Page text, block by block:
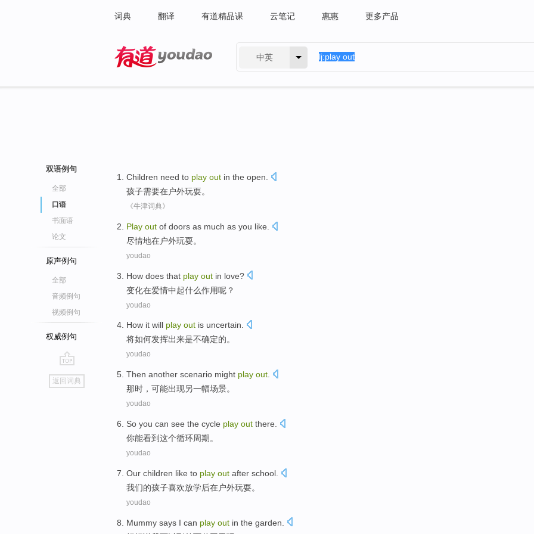
词典 翻译 有道精品课 云笔记 惠惠 更多产品
中英
双语例句
全部
口语
书面语
论文
原声例句
全部
音频例句
视频例句
权威例句
go
top
返回词典
Children need to play out in the open
孩子需要在户外玩耍。
《牛津词典》
Play out of doors as much as you like.
尽情地在户外玩耍。
youdao
How does that play out in love?
变化在爱情中起什么作用呢？
youdao
How it will play out is uncertain.
将如何发挥出来是不确定的。
youdao
Then another scenario might play out
那时 ， 可能出现另一幅场景。
youdao
So you can see the cycle play out there.
你能看到这个循环周期。
youdao
Our children like to play out after school
我们的孩子喜欢放学后在户外玩耍。
youdao
Mummy says I can play out in the garden